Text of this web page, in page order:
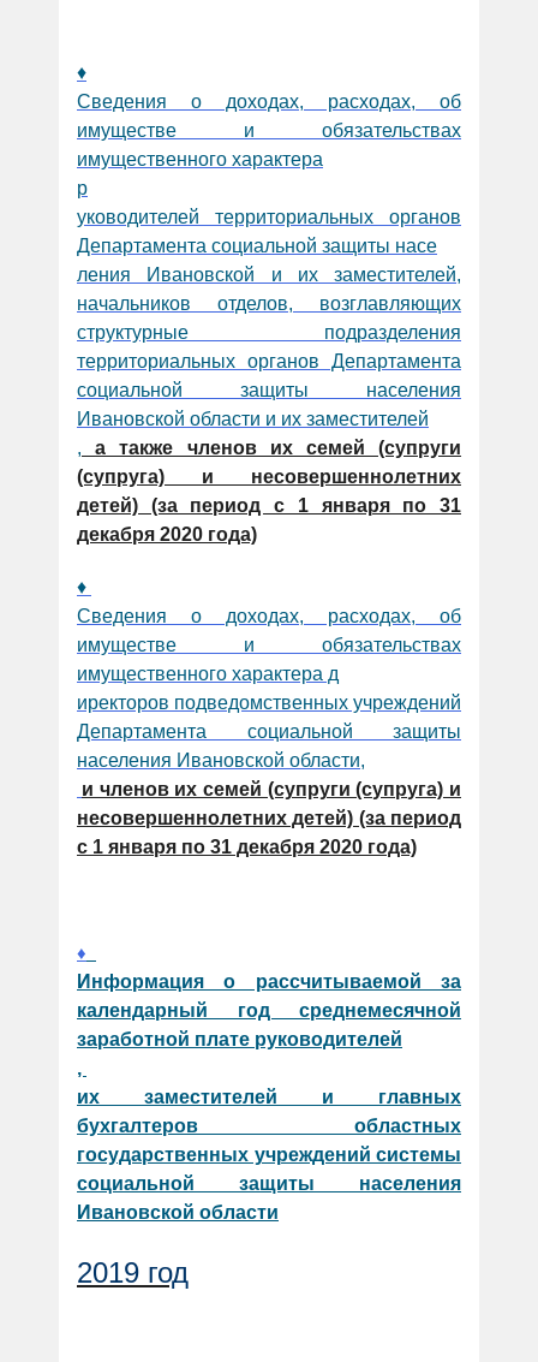
♦
Сведения о доходах, расходах, об
имуществе и обязательствах
имущественного характера
р
уководителей территориальных органов
Департамента социальной защиты насе
ления Ивановской и их заместителей,
начальников отделов, возглавляющих
структурные подразделения
территориальных органов Департамента
социальной защиты населения
Ивановской области и их заместителей
,
а также членов их семей (супруги
(супруга) и несовершеннолетних
детей) (за период с 1 января по 31
декабря 2020 года)
♦
Сведения о доходах, расходах, об
имуществе и обязательствах
имущественного характера д
иректоров подведомственных учреждений
Департамента социальной защиты
населения Ивановской области,
и членов их семей (супруги (супруга) и
несовершеннолетних детей) (за период
с 1 января по 31 декабря 2020 года)
♦
Информация о рассчитываемой за
календарный год среднемесячной
заработной плате руководителей
,
их заместителей и главных
бухгалтеров областных
государственных учреждений системы
социальной защиты населения
Ивановской области
2019 год